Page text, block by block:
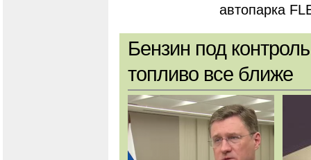
автопарка
Бензин под
топливо все ближе